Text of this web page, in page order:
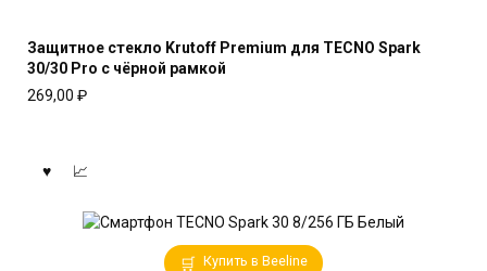
Защитное стекло Krutoff Premium для TECNO Spark
30/30 Pro с чёрной рамкой
269,00 ₽
Купить в Beeline